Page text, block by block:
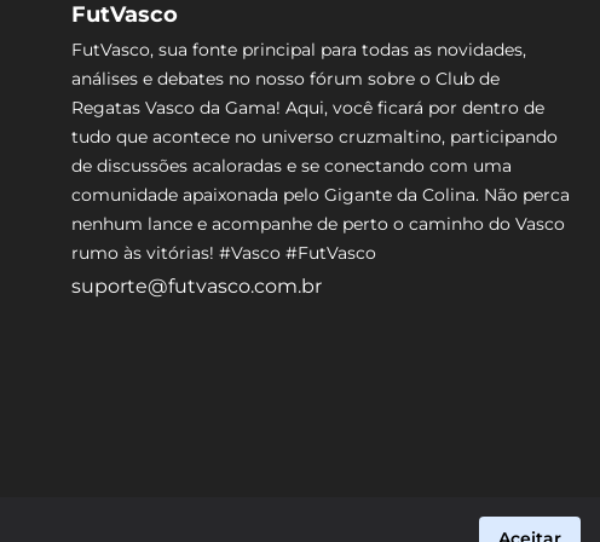
FutVasco
FutVasco, sua fonte principal para todas as novidades,
análises e debates no nosso fórum sobre o Club de
Regatas Vasco da Gama! Aqui, você ficará por dentro de
tudo que acontece no universo cruzmaltino, participando
de discussões acaloradas e se conectando com uma
comunidade apaixonada pelo Gigante da Colina. Não perca
nenhum lance e acompanhe de perto o caminho do Vasco
rumo às vitórias! #Vasco #FutVasco
suporte@futvasco.com.br